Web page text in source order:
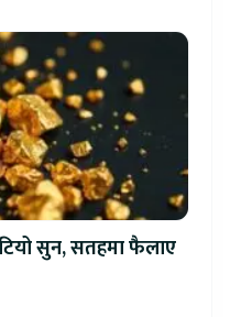
सुन, सतहमा फैलाए